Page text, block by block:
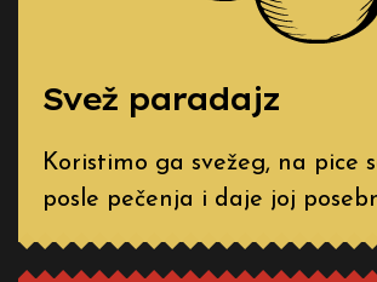
Svež paradajz
Koristimo ga svežeg, na pice
posle pečenja i daje joj